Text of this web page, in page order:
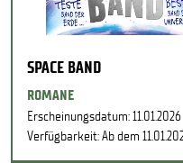
SPACE BAND
ROMANE
Erscheinungsdatum: 11.01.2026
Verfügbarkeit: Ab dem